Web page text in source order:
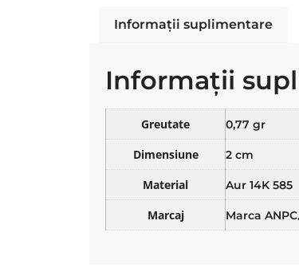
Informații suplimentare
Informații
Greutate 0,77 gr
Dimensiune 2 cm
Material Aur 14K 585
Marcaj Marca ANPC,